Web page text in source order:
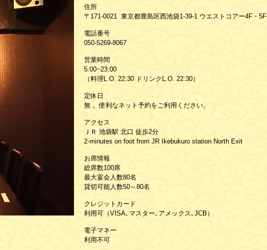
住所
〒171-0021 東京都豊島区西池袋1-39-1 ウエストコアー4F・5F
電話番号
050-5269-8067
営業時間
5:00~23:00
（料理L.O. 22:30 ドリンクL.O. 22:30）
定休日
無 。便利なネット予約をご利用ください。
アクセス
ＪＲ 池袋駅 北口 徒歩2分
2-minutes on foot from JR Ikebukuro station North Exit
お席情報
総席数100席
最大宴会人数80名
貸切可能人数50～80名
クレジットカード
利用可（VISA､マスター､アメックス､JCB）
電子マネー
利用不可